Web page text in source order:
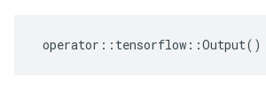
operator :: tensorflow ::Output()